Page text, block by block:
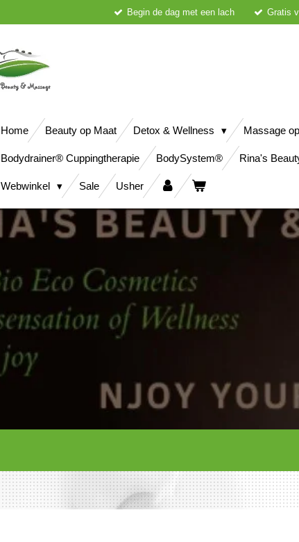
Begin de dag met een lach Gratis
Home Beauty op Maat Detox & Wellness Massage
Bodydrainer® Cuppingtherapie BodySystem® Rina's
Webwinkel Sale Usher